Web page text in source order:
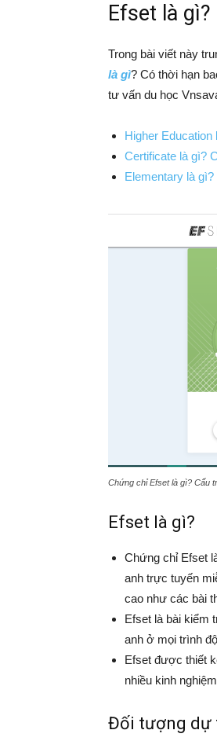
Efset là
Trong bài viết này
là gì? Có thời hạn
tư vấn du học
Higher
Certificate là gì?
Elementary là
Chứng chỉ Efset là gì? Cấu
Efset là gì?
Chứng chỉ Efset
anh trực tuyến
cao như các bài
Efset là bài kiểm
anh ở mọi trình
Efset được thiết
nhiều kinh
Đối tượng dự